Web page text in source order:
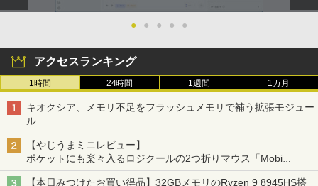
● ● ● ● ●
アクセスランキング
1時間 24時間 1週間 1カ月
キオクシア、メモリ不足をフラッシュメモリで補う拡張モジュー
ル
【やじうまミニレビュー】
ポケットにも楽々入るロジクールの2つ折りマウス「Mobi
Fold」。その気になるギミックとは？
【本日みつけたお買い得品】32GBメモリのRyzen 9 8945HS搭